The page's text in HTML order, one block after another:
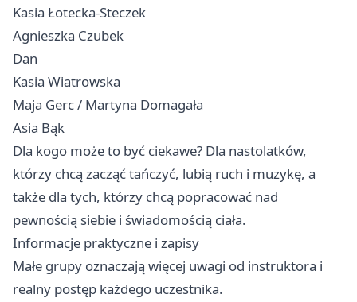
Kasia Łotecka-Steczek
Agnieszka Czubek
Dan
Kasia Wiatrowska
Maja Gerc / Martyna Domagała
Asia Bąk
Dla kogo może to być ciekawe? Dla nastolatków,
którzy chcą zacząć tańczyć, lubią ruch i muzykę, a
także dla tych, którzy chcą popracować nad
pewnością siebie i świadomością ciała.
Informacje praktyczne i zapisy
Małe grupy oznaczają więcej uwagi od instruktora i
realny postęp każdego uczestnika.